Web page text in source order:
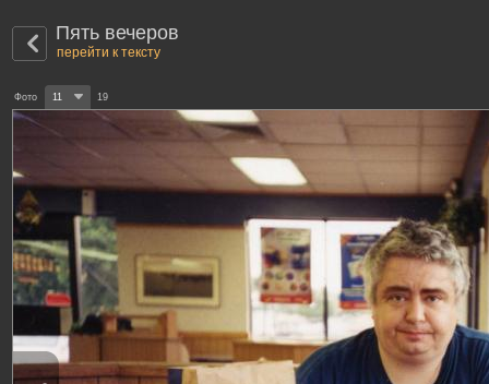
Пять вечеров
перейти к тексту
Фото 11 19